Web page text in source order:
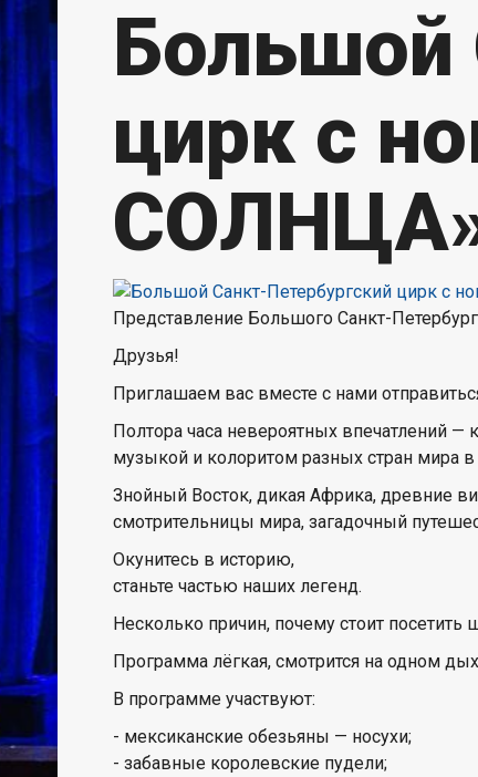
Большой
цирк с
Представление Большого Санкт-
Друзья!
Приглашаем вас вместе с нами
Полтора часа невероятных впечатлений
музыкой и колоритом разных стран мира
Знойный Восток, дикая Африка, древние
смотрительницы мира, загадочный
Окунитесь в историю,
станьте частью наших легенд.
Несколько причин, почему стоит
Программа лёгкая, смотрится на одном
В программе участвуют:
- мексиканские обезьяны — носухи;
- забавные королевские пудели;